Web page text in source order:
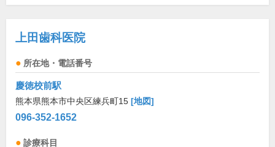
上田歯科医院
所在地・電話番号
慶徳校前駅
熊本県熊本市中央区練兵町15 [地図]
096-352-1652
診療科目